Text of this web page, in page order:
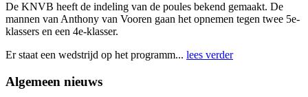
De KNVB heeft de indeling van de poules bekend gemaakt. De
mannen van Anthony van Vooren gaan het opnemen tegen twee 5e-
klassers en een 4e-klasser.
Er staat een wedstrijd op het programm... lees verder
Algemeen nieuws